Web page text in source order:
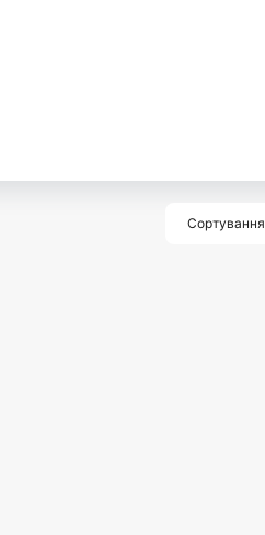
Сортування